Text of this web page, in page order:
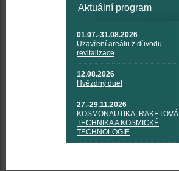
Aktuální program
01.07.-31.08.2026
Uzavření areálu z důvodu
revitalizace
12.08.2026
Hvězdný duel
27.-29.11.2026
KOSMONAUTIKA, RAKETOVÁ
TECHNIKA A KOSMICKÉ
TECHNOLOGIE